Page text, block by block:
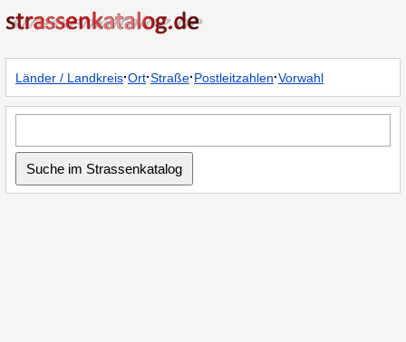
Länder / Landkreis·Ort·Straße·Postleitzahlen·Vorwahl